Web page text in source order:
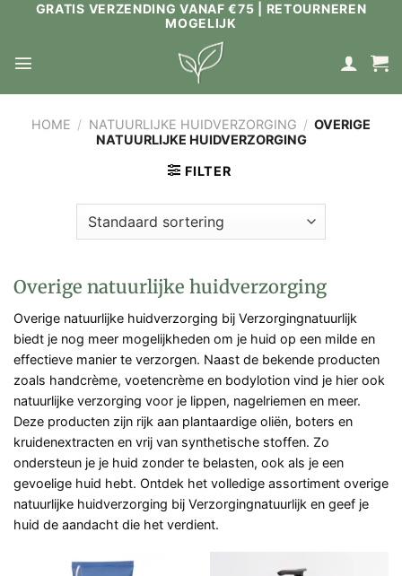
GRATIS VERZENDING VANAF €75 | RETOURNEREN
MOGELIJK
HOME / NATUURLIJKE HUIDVERZORGING / OVERIGE
NATUURLIJKE HUIDVERZORGING
FILTER
Overige natuurlijke huidverzorging
Overige natuurlijke huidverzorging bij Verzorgingnatuurlijk
biedt je nog meer mogelijkheden om je huid op een milde en
effectieve manier te verzorgen. Naast de bekende producten
zoals handcrème, voetencrème en bodylotion vind je hier ook
natuurlijke verzorging voor je lippen, nagelriemen en meer.
Deze producten zijn rijk aan plantaardige oliën, boters en
kruidenextracten en vrij van synthetische stoffen. Zo
ondersteun je je huid zonder te belasten, ook als je een
gevoelige huid hebt. Ontdek het volledige assortiment overige
natuurlijke huidverzorging bij Verzorgingnatuurlijk en geef je
huid de aandacht die het verdient.